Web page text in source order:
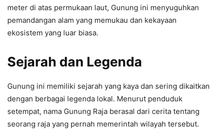
meter di atas permukaan laut, Gunung ini menyuguhkan
pemandangan alam yang memukau dan kekayaan
ekosistem yang luar biasa.
Sejarah dan Legenda
Gunung ini memiliki sejarah yang kaya dan sering dikaitkan
dengan berbagai legenda lokal. Menurut penduduk
setempat, nama Gunung Raja berasal dari cerita tentang
seorang raja yang pernah memerintah wilayah tersebut.